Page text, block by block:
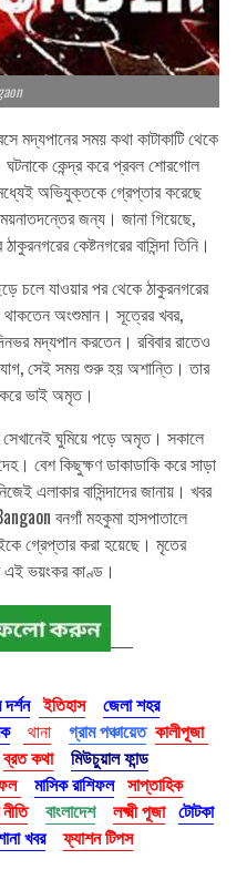
মদ্যপানের সময় কথা কাটাকাটি থেকে
কেন্দ্র করে প্রবল শোরগোল
অভিযুক্তকে গ্রেপ্তার করেছে
জন্য। জানা গিয়েছে,
কেষ্টনগরের বাসিন্দা তিনি।
চলে যাওয়ার পর থেকে ঠাকুরনগরের
থাকতেন অংশুমান। সূত্রের খবর,
মদ্যপান করতেন। রবিবার রাতেও
সেই সময় শুরু হয় অশান্তি। তার
করে ভাই অমৃত।
ঘুমিয়ে পড়ে অমৃত। সকালে
বেশ কিছুক্ষণ ডাকাডাকি করে সাড়া
এলাকার বাসিন্দাদের জানায়। খবর
বনগাঁ মহকুমা হাসপাতালে
গ্রেপ্তার করা হয়েছে। মৃতের
এই ভয়ংকর কাণ্ড।
দর্শন ইতিহাস
জেলা শহর
থানা গ্রাম পঞ্চায়েত কালীপূজা
ব্রত কথা
মিউচুয়াল ফান্ড
মাসিক রাশিফল সাপ্তাহিক
বাংলাদেশ লক্ষ্মী পূজা টোটকা
খবর ফ্যাশন টিপস